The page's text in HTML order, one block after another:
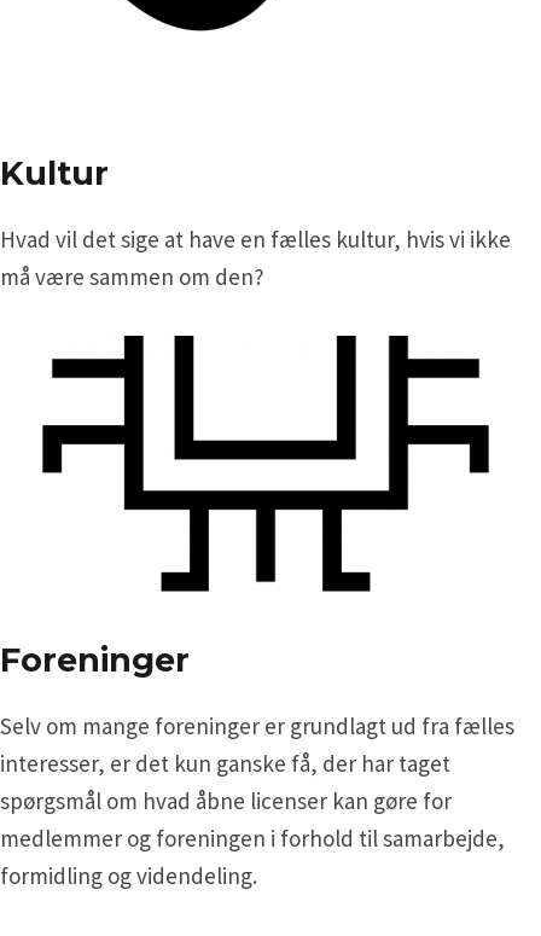
Kultur
Hvad vil det sige at have en fælles kultur, hvis vi ikke
må være sammen om den?
Foreninger
Selv om mange foreninger er grundlagt ud fra fælles
interesser, er det kun ganske få, der har taget
spørgsmål om hvad åbne licenser kan gøre for
medlemmer og foreningen i forhold til samarbejde,
formidling og videndeling.